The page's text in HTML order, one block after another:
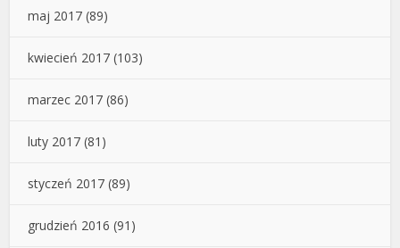
maj 2017 (89)
kwiecień 2017 (103)
marzec 2017 (86)
luty 2017 (81)
styczeń 2017 (89)
grudzień 2016 (91)